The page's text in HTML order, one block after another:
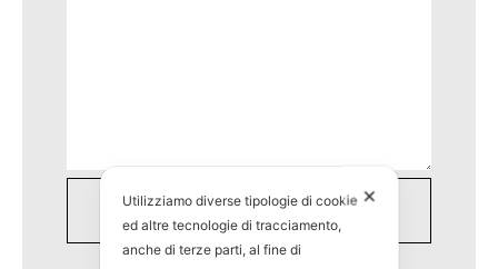
✕
Utilizziamo diverse tipologie di cookie
ed altre tecnologie di tracciamento,
anche di terze parti, al fine di